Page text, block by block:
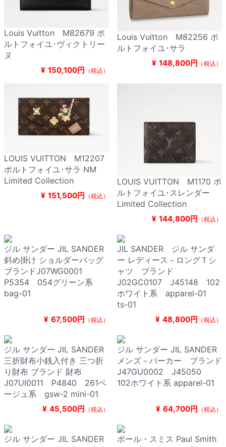
Louis Vuitton M82679 ポ
ルトフォイユ･ヴィクトリー
ヌ
¥ 150,100円 （税込）
Louis Vuitton M82256 ポ
ルトフォイユ･サラ
¥ 148,800円 （税込）
LOUIS VUITTON M12207
ポルトフォイユ･サラ NM
Limited Collection
¥ 151,500円 （税込）
LOUIS VUITTON M1170 ポ
ルトフォイユ･スレンダー
Limited Collection
¥ 144,800円 （税込）
ジル サンダー JIL SANDER
斜め掛け ショルダーバッグ
ブランドJ07WG0001
P5354 054グリーン系
bag-01
¥ 67,500円 （税込）
JIL SANDER ジル サンダ
ー レディース－ロングＴシ
ャツ ブランド
J02GC0107 J45148 102
ホワイト系 apparel-01
ts-01
¥ 48,800円 （税込）
ジル サンダー JIL SANDER
三折財布小銭入付き 三つ折
り財布 ブランド 財布
J07UI0011 P4840 261ベ
ージュ系 gsw-2 mini-01
¥ 45,500円 （税込）
ジル サンダー JIL SANDER
メンズ－パーカー ブランド
J47GU0002 J45050
102ホワイト系 apparel-01
¥ 64,700円 （税込）
ジル サンダー JIL SANDER
ポール・スミス Paul Smith